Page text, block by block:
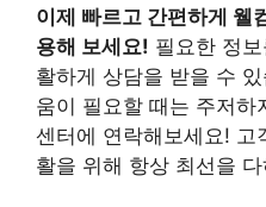
이제 빠르고 간편하게 웰
용해 보세요! 필요한 정
활하게 상담을 받을 수
움이 필요할 때는 주저하
센터에 연락해보세요! 고
활을 위해 항상 최선을